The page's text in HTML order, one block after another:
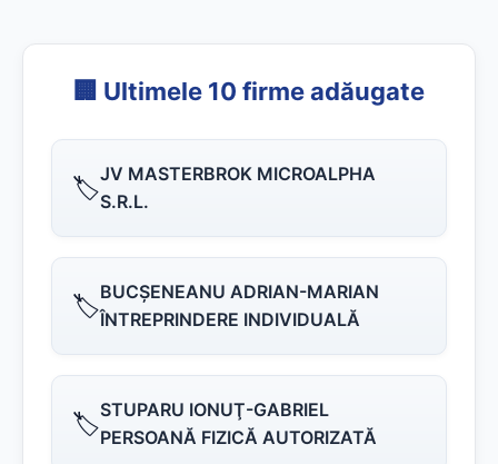
🏢 Ultimele 10 firme adăugate
🏷️JV MASTERBROK MICROALPHA
S.R.L.
🏷️BUCŞENEANU ADRIAN-MARIAN
ÎNTREPRINDERE INDIVIDUALĂ
🏷️STUPARU IONUŢ-GABRIEL
PERSOANĂ FIZICĂ AUTORIZATĂ